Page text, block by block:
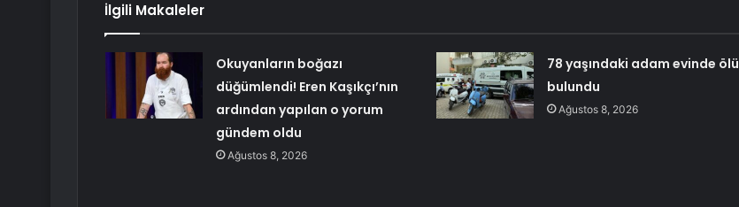
İlgili Makaleler
Okuyanların boğazı
düğümlendi! Eren Kaşıkçı’nın
ardından yapılan o yorum
gündem oldu
Ağustos 8, 2026
78 yaşındaki adam evinde ölü
bulundu
Ağustos 8, 2026